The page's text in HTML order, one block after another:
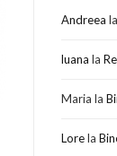
Andreea
luana la
Maria la
Lorela